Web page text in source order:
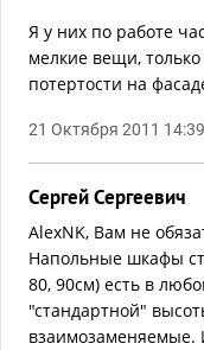
Я у них по работе
мелкие вещи, только
потертости на
21 Октября 2011 14:39
Сергей Сергеевич
AlexNK, Вам не
Напольные шкафы
80, 90см) есть в
"стандартной"
взаимозаменяемые.